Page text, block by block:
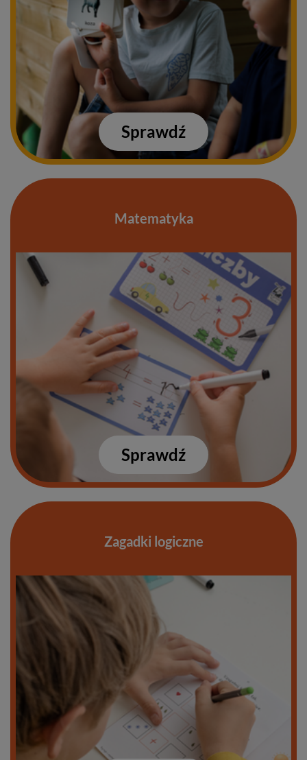
Sprawdź
Matematyka
Sprawdź
Zagadki logiczne